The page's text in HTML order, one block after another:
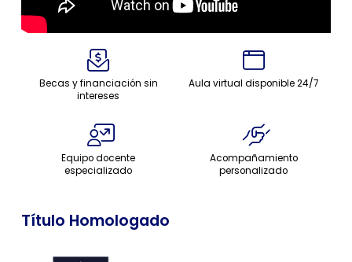
Becas y financiación sin
intereses
Aula virtual disponible 24/7
Equipo docente
especializado
Acompañamiento
personalizado
Título Homologado